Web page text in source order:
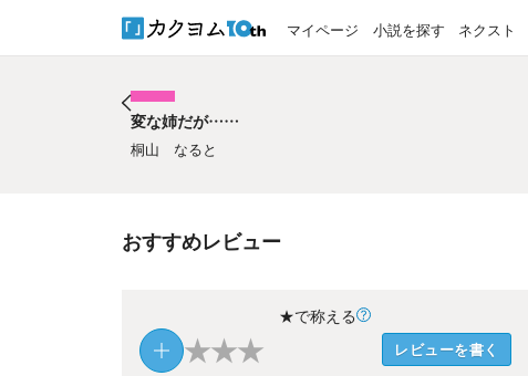
マイページ 小説を探す ネクスト
変な姉だが……
桐山 なると
おすすめレビュー
★で称える
★★★ レビューを書く